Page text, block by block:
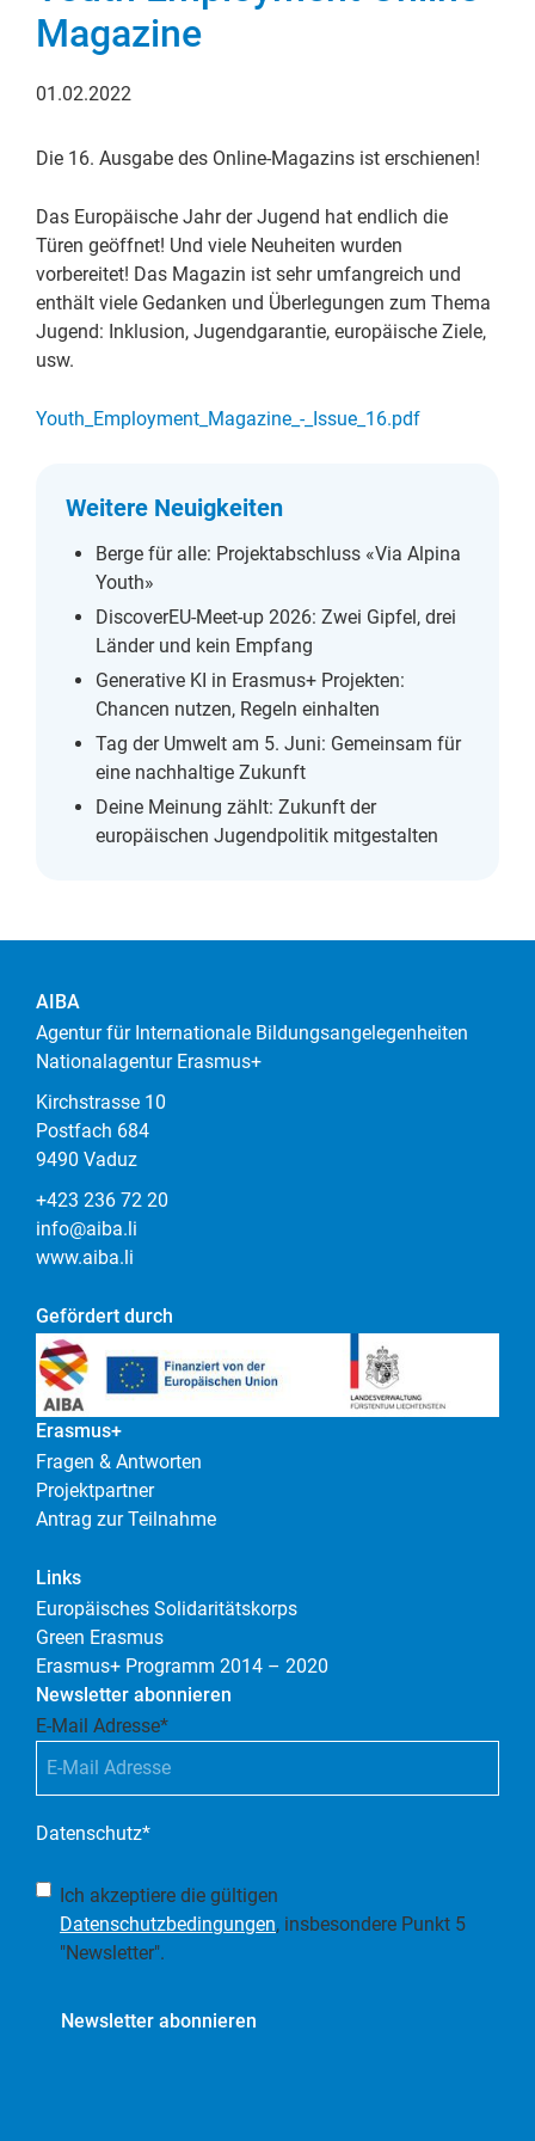
Magazine
01.02.2022
Die 16. Ausgabe des Online-Magazins ist erschienen!
Das Europäische Jahr der Jugend hat endlich die
Türen geöffnet! Und viele Neuheiten wurden
vorbereitet! Das Magazin ist sehr umfangreich und
enthält viele Gedanken und Überlegungen zum Thema
Jugend: Inklusion, Jugendgarantie, europäische Ziele,
usw.
Youth_Employment_Magazine_-_Issue_16.pdf
Weitere Neuigkeiten
Berge für alle: Projektabschluss «Via Alpina
Youth»
DiscoverEU-Meet-up 2026: Zwei Gipfel, drei
Länder und kein Empfang
Generative KI in Erasmus+ Projekten:
Chancen nutzen, Regeln einhalten
Tag der Umwelt am 5. Juni: Gemeinsam für
eine nachhaltige Zukunft
Deine Meinung zählt: Zukunft der
europäischen Jugendpolitik mitgestalten
AIBA
Agentur für Internationale Bildungsangelegenheiten
Nationalagentur Erasmus+
Kirchstrasse 10
Postfach 684
9490 Vaduz
+423 236 72 20
info@aiba.li
www.aiba.li
Gefördert durch
Erasmus+
Fragen & Antworten
Projektpartner
Antrag zur Teilnahme
Links
Europäisches Solidaritätskorps
Green Erasmus
Erasmus+ Programm 2014 – 2020
Newsletter abonnieren
E-Mail Adresse*
Datenschutz*
Ich akzeptiere die gültigen
Datenschutzbedingungen, insbesondere Punkt 5
"Newsletter".
Newsletter abonnieren